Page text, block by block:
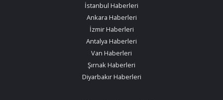
İstanbul Haberleri
Ankara Haberleri
İzmir Haberleri
Antalya Haberleri
Van Haberleri
Şırnak Haberleri
Diyarbakır Haberleri